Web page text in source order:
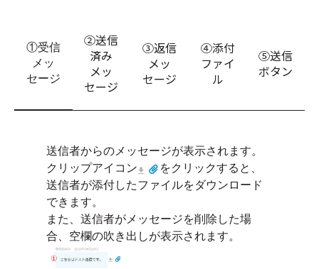
①受信
メッ
セージ
②送信
済み
メッ
セージ
③返信
メッ
セージ
④添付
ファイ
ル
⑤送信
ボタン
送信者からのメッセージが表示されます。
クリップアイコン
をクリックすると、
送信者が添付したファイルをダウンロード
できます。
また、送信者がメッセージを削除した場
合、空欄の吹き出しが表示されます。